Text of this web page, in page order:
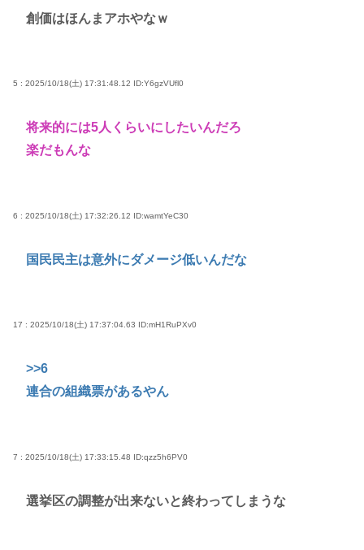
創価はほんまアホやなｗ
5 : 2025/10/18(土) 17:31:48.12 ID:Y6gzVUfl0
将来的には5人くらいにしたいんだろ
楽だもんな
6 : 2025/10/18(土) 17:32:26.12 ID:wamtYeC30
国民民主は意外にダメージ低いんだな
17 : 2025/10/18(土) 17:37:04.63 ID:mH1RuPXv0
>>6
連合の組織票があるやん
7 : 2025/10/18(土) 17:33:15.48 ID:qzz5h6PV0
選挙区の調整が出来ないと終わってしまうな